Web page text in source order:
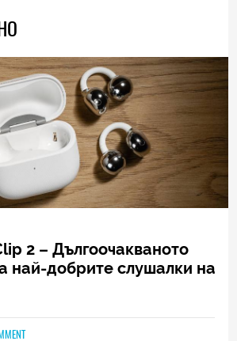
2 – Дългоочакваното
най-добрите слушалки на